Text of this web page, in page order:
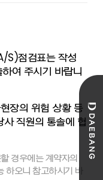
S)점검표는 작성
여 주시기 바랍니
장의 위험 상황 등
직원의 통솔에 협
경우에는 계약자의
오니 참고하시기 바